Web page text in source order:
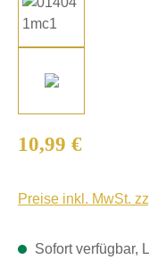
Regulärer Preis:
10,99 €
Preise inkl. MwSt.
Sofort verfügbar,